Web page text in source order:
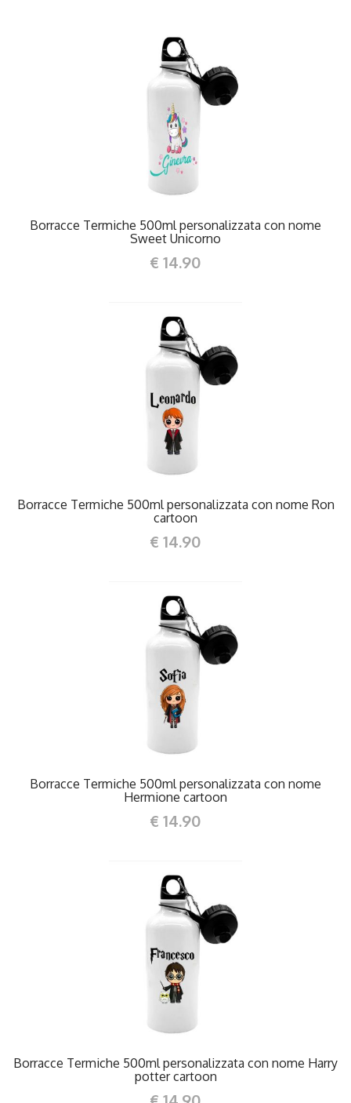
DETTAGLI
Borracce Termiche 500ml personalizzata con nome
Sweet Unicorno
€ 14.90
DETTAGLI
Borracce Termiche 500ml personalizzata con nome Ron
cartoon
€ 14.90
DETTAGLI
Borracce Termiche 500ml personalizzata con nome
Hermione cartoon
€ 14.90
DETTAGLI
Borracce Termiche 500ml personalizzata con nome Harry
potter cartoon